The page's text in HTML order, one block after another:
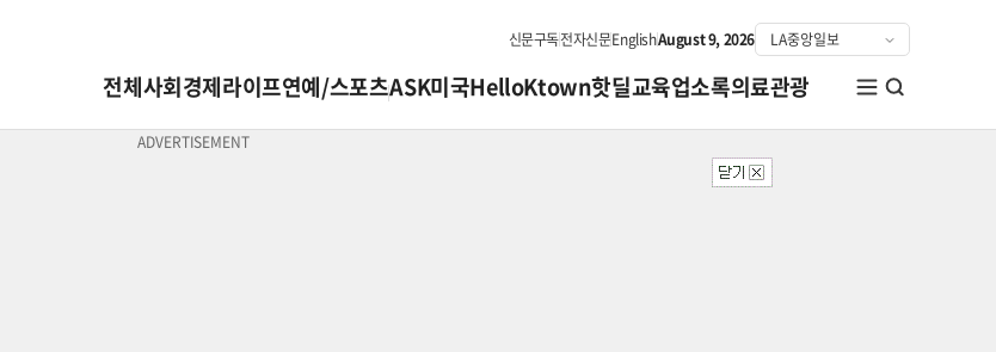
신문구독전자신문EnglishAugust 9, 2026
전체사회경제라이프연예/스포츠ASK미국HelloKtown핫딜교육업소록의료관광